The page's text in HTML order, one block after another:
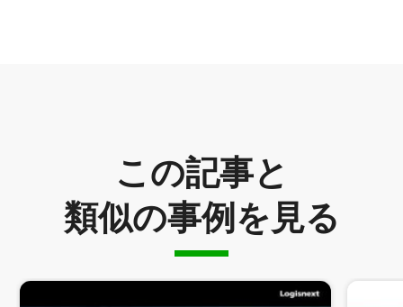
この記事と
類似の事例を見る